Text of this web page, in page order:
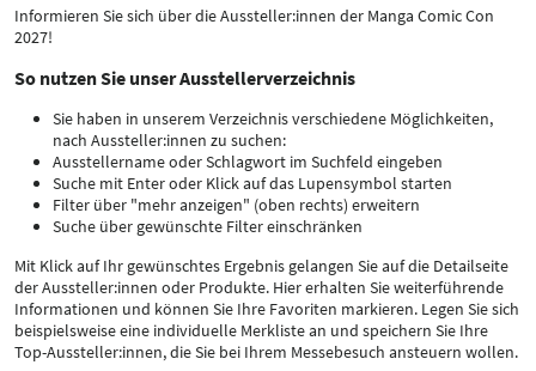
Informieren Sie sich über die Aussteller:innen der Manga Comic Con
2027!
So nutzen Sie unser Ausstellerverzeichnis
Sie haben in unserem Verzeichnis verschiedene Möglichkeiten,
nach Aussteller:innen zu suchen:
Ausstellername oder Schlagwort im Suchfeld eingeben
Suche mit Enter oder Klick auf das Lupensymbol starten
Filter über "mehr anzeigen" (oben rechts) erweitern
Suche über gewünschte Filter einschränken
Mit Klick auf Ihr gewünschtes Ergebnis gelangen Sie auf die Detailseite
der Aussteller:innen oder Produkte. Hier erhalten Sie weiterführende
Informationen und können Sie Ihre Favoriten markieren. Legen Sie sich
beispielsweise eine individuelle Merkliste an und speichern Sie Ihre
Top-Aussteller:innen, die Sie bei Ihrem Messebesuch ansteuern wollen.